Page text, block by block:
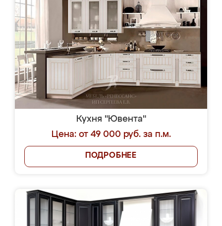
Кухня "Ювента"
Цена: от 49 000 руб. за п.м.
ПОДРОБНЕЕ